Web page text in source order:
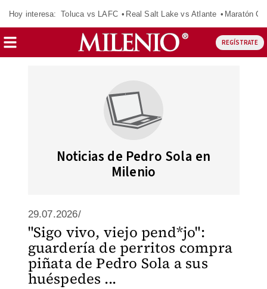
Hoy interesa: Toluca vs LAFC Real Salt Lake vs Atlante Maratón
REGÍSTRATE
Noticias de Pedro Sola en
Milenio
29.07.2026/
"Sigo vivo, viejo pend*jo":
guardería de perritos compra
piñata de Pedro Sola a sus
huéspedes ...